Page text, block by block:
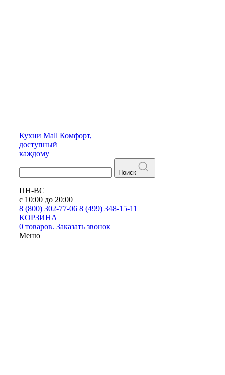
Кухни Mall Комфорт,
доступный
каждому
Поиск
ПН-ВС
с 10:00 до 20:00
8 (800) 302-77-06 8 (499) 348-15-11
КОРЗИНА
0 товаров. Заказать звонок
Меню